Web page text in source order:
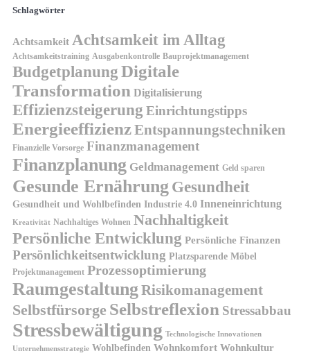
Schlagwörter
Achtsamkeit Achtsamkeit im Alltag
Achtsamkeitstraining Ausgabenkontrolle Bauprojektmanagement
BudgetplanungDigitale
Transformation Digitalisierung
Effizienzsteigerung Einrichtungstipps
EnergieeffizienzEntspannungstechniken
Finanzielle Vorsorge Finanzmanagement
Finanzplanung Geldmanagement Geld sparen
Gesunde Ernährung Gesundheit
Gesundheit und Wohlbefinden Industrie 4.0 Inneneinrichtung
Kreativität Nachhaltiges Wohnen Nachhaltigkeit
Persönliche Entwicklung Persönliche Finanzen
Persönlichkeitsentwicklung Platzsparende Möbel
Projektmanagement Prozessoptimierung
Raumgestaltung Risikomanagement
Selbstfürsorge Selbstreflexion Stressabbau
Stressbewältigung Technologische Innovationen
Unternehmensstrategie Wohlbefinden Wohnkomfort Wohnkultur